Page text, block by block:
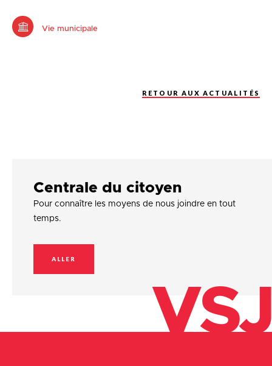
Vie municipale
RETOUR AUX ACTUALITÉS
Centrale du citoyen
Pour connaître les moyens de nous joindre en tout
temps.
ALLER
VSJ